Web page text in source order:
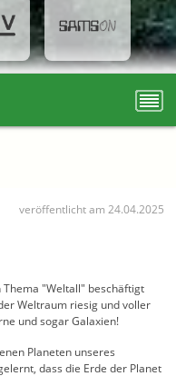
veröffentlicht am 24.04.2025
Thema "Weltall" beschäftigt
Weltraum riesig und voller
und sogar Galaxien!
Planeten unseres
dass die Erde der Planet